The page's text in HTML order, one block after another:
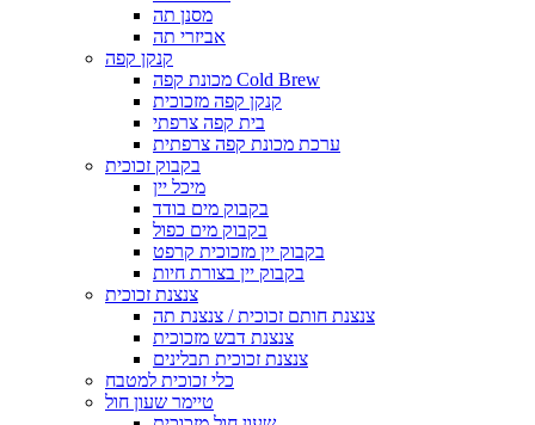
מסנן תה
אביזרי תה
קנקן קפה
מכונת קפה Cold Brew
קנקן קפה מזכוכית
בית קפה צרפתי
ערכת מכונת קפה צרפתית
בקבוק זכוכית
מיכל יין
בקבוק מים בודד
בקבוק מים כפול
בקבוק יין מזכוכית קרפט
בקבוק יין בצורת חיות
צנצנת זכוכית
צנצנת חותם זכוכית / צנצנת תה
צנצנת דבש מזכוכית
צנצנת זכוכית תבלינים
כלי זכוכית למטבח
טיימר שעון חול